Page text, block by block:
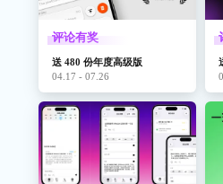
评论有奖
送 480 份年度高级版
04.17 - 07.26